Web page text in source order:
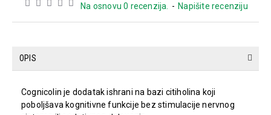
Na osnovu 0 recenzija. - Napišite recenziju
OPIS
Cognicolin je dodatak ishrani na bazi citiholina koji
poboljšava kognitivne funkcije bez stimulacije nervnog